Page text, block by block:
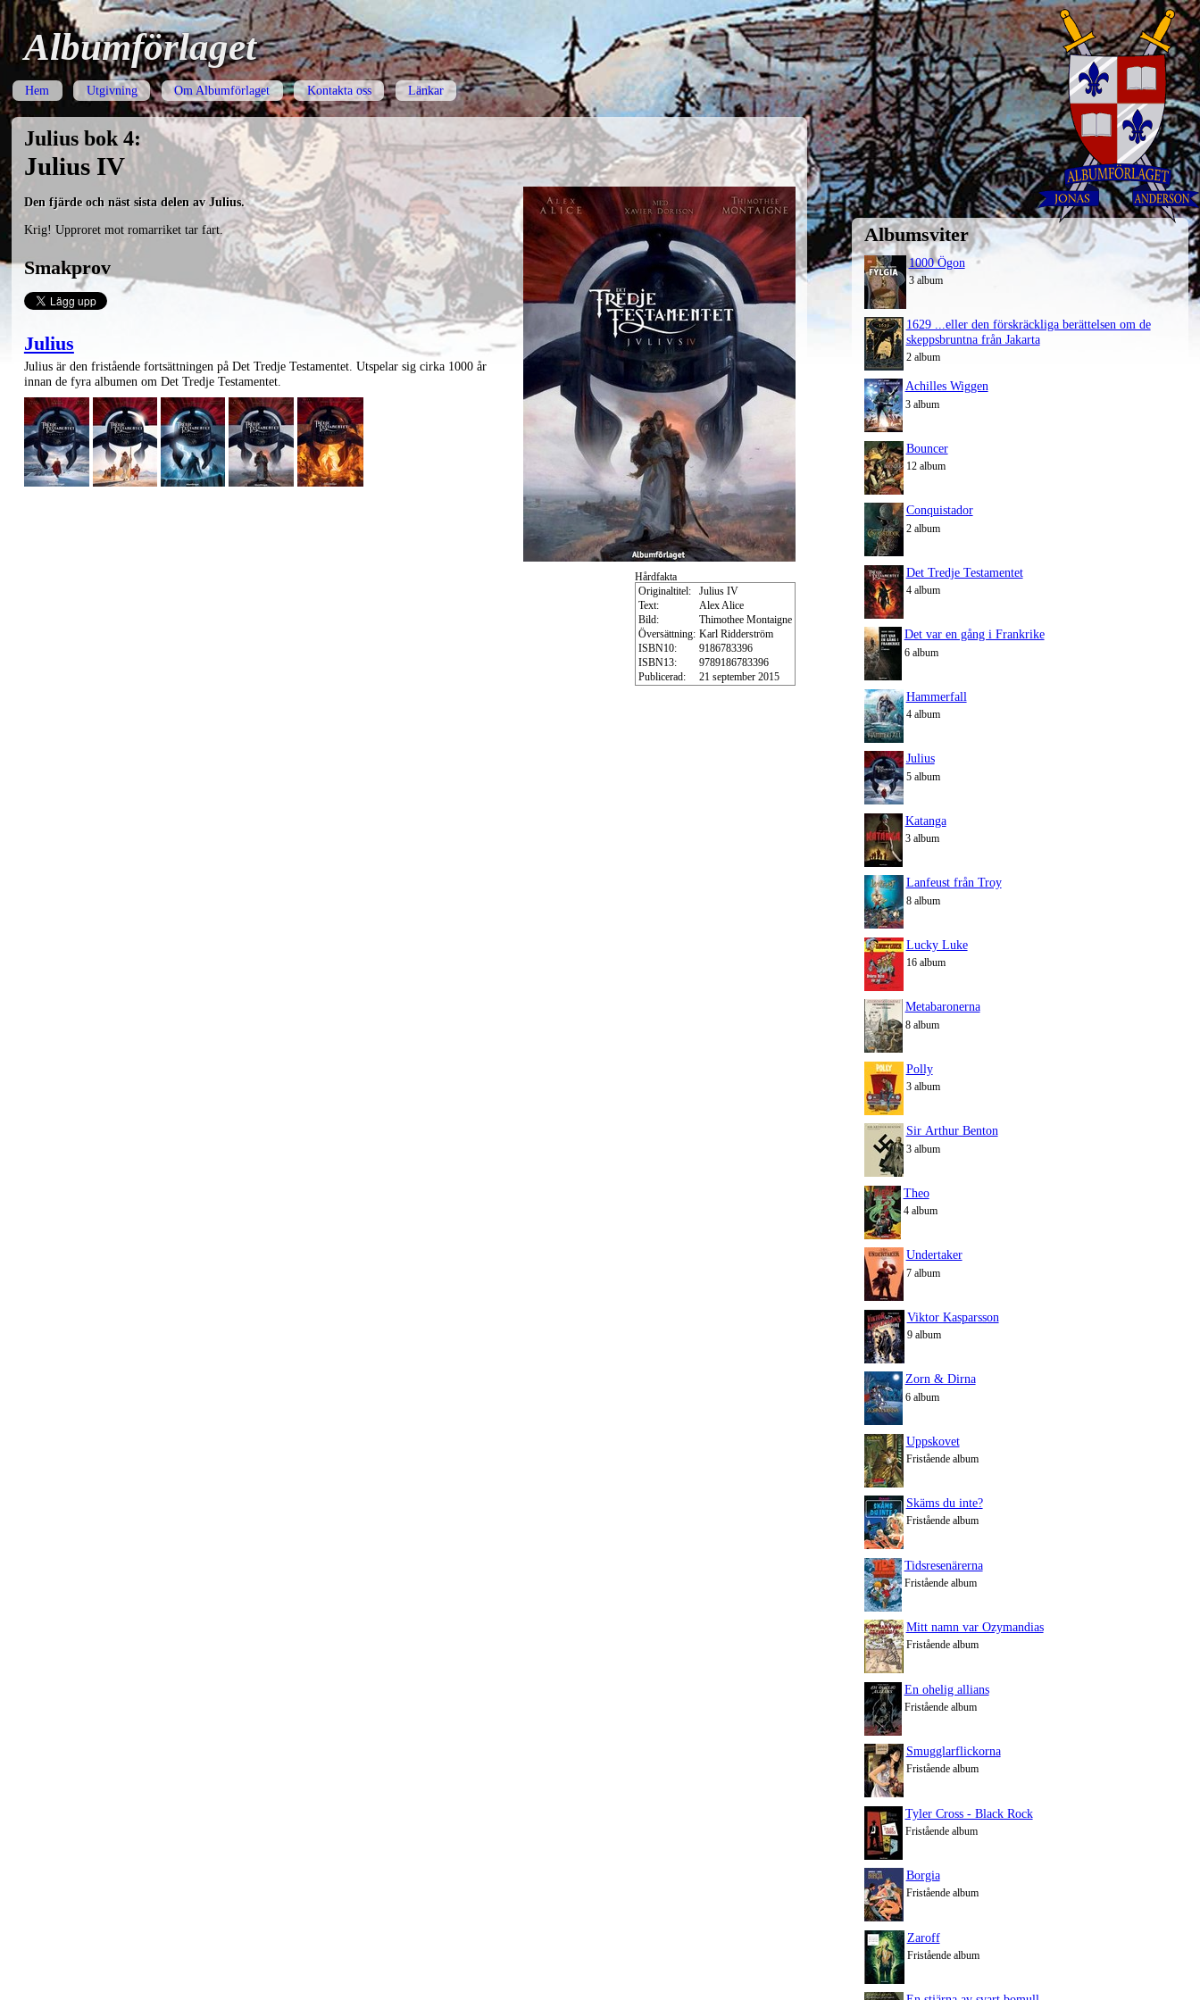
Albumförlaget
Hem Utgivning Om Albumförlaget Kontakta oss Länkar
Julius bok 4:
Julius IV
Hårdfakta
Originaltitel:
Julius IV
Text:
Alex Alice
Bild:
Thimothee Montaigne
Översättning: Karl Ridderström
ISBN10:
9186783396
ISBN13:
9789186783396
Publicerad:
21 september 2015
Den fjärde och näst sista delen av Julius.
Krig! Upproret mot romarriket tar fart.
Smakprov
Julius
Julius är den fristående fortsättningen på Det Tredje Testamentet. Utspelar sig cirka 1000 år
innan de fyra albumen om Det Tredje Testamentet.
Albumsviter
1000 Ögon
3 album
1629 ...eller den förskräckliga berättelsen om de
skeppsbruntna från Jakarta
2 album
Achilles Wiggen
3 album
Bouncer
12 album
Conquistador
2 album
Det Tredje Testamentet
4 album
Det var en gång i Frankrike
6 album
Hammerfall
4 album
Julius
5 album
Katanga
3 album
Lanfeust från Troy
8 album
Lucky Luke
16 album
Metabaronerna
8 album
Polly
3 album
Sir Arthur Benton
3 album
Theo
4 album
Undertaker
7 album
Viktor Kasparsson
9 album
Zorn & Dirna
6 album
Uppskovet
Fristående album
Skäms du inte?
Fristående album
Tidsresenärerna
Fristående album
Mitt namn var Ozymandias
Fristående album
En ohelig allians
Fristående album
Smugglarflickorna
Fristående album
Tyler Cross - Black Rock
Fristående album
Borgia
Fristående album
Zaroff
Fristående album